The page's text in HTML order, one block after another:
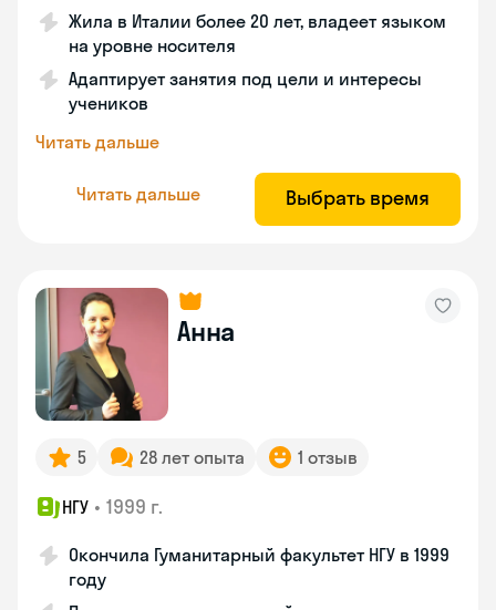
Жила в Италии более 20 лет, владеет языком
на уровне носителя
Адаптирует занятия под цели и интересы
учеников
Читать дальше
Читать дальше Выбрать время
Анна
5 28 лет опыта 1 отзыв
НГУ • 1999 г.
Окончила Гуманитарный факультет НГУ в 1999
году